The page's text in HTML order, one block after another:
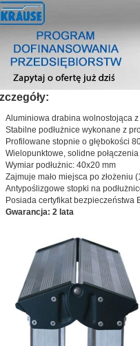
Aluminiowa drabina wolnostojąca
Stabilne podłużnice wykonane z
Profilowane stopnie o głębokości
Wielopunktowe, solidne
Wymiar podłużnic: 40x20 mm
Zajmuje mało miejsca po złożeniu
Antypoślizgowe stopki na
Posiada certyfikat bezpieczeństwa
Gwarancja: 2 lata